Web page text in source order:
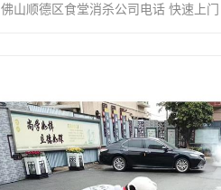
山顺德区食堂消杀公司电话 快速上门